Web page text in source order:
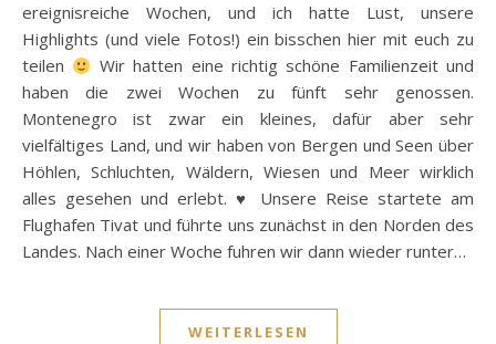
ereignisreiche Wochen, und ich hatte Lust, unsere
Highlights (und viele Fotos!) ein bisschen hier mit euch zu
teilen
Wir hatten eine richtig schöne Familienzeit und
haben die zwei Wochen zu fünft sehr genossen.
Montenegro ist zwar ein kleines, dafür aber sehr
vielfältiges Land, und wir haben von Bergen und Seen über
Höhlen, Schluchten, Wäldern, Wiesen und Meer wirklich
alles gesehen und erlebt. ♥ Unsere Reise startete am
Flughafen Tivat und führte uns zunächst in den Norden des
Landes. Nach einer Woche fuhren wir dann wieder runter…
WEITERLESEN